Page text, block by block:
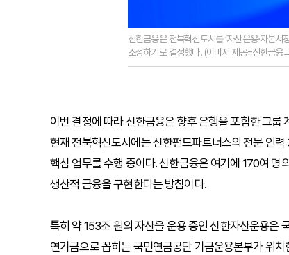
신한금융은 전북혁신도시를 ‘자산운용·자본
조성하기로 결정했다. (이미지 제공=신한금융
이번 결정에 따라 신한금융은 향후 은행을 포함한 그
현재 전북혁신도시에는 신한펀드파트너스의 전문 인
핵심 업무를 수행 중이다. 신한금융은 여기에 170여 명
생산적 금융을 구현한다는 방침이다.
특히 약 153조 원의 자산을 운용 중인 신한자산운용은
연기금으로 꼽히는 국민연금공단 기금운용본부가 위